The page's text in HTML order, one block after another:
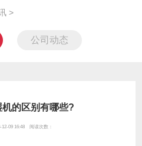
>
公司动态
的区别有哪些?
12-09 16:48 阅读次数：